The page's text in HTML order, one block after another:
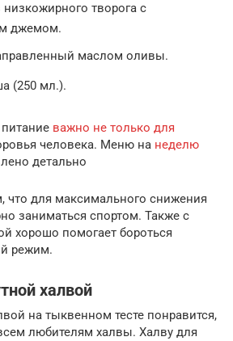
творога с
джемом.
маслом оливы.
(250 мл.).
важно не только для
человека. Меню на неделю
детально
что для максимального снижения
заниматься спортом. Также с
хорошо помогает бороться
режим.
халвой
на тыквенном тесте понравится,
любителям халвы. Халву для